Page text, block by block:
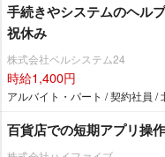
手続きやシステムのヘル
祝休み
株式会社ベルシステム24
時給1,400円
アルバイト・パート / 契約社員 /
百貨店での短期アプリ操